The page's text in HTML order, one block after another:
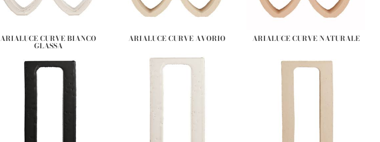
ARIALUCE CURVE BIANCO
GLASSA
ARIALUCE CURVE AVORIO ARIALUCE CURVE NATURALE